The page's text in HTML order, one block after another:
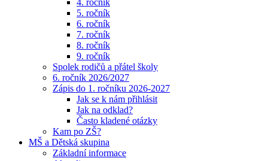
4. ročník
5. ročník
6. ročník
7. ročník
8. ročník
9. ročník
Spolek rodičů a přátel školy
6. ročník 2026/2027
Zápis do 1. ročníku 2026-2027
Jak se k nám přihlásit
Jak na odklad?
Často kladené otázky
Kam po ZŠ?
MŠ a Dětská skupina
Základní informace